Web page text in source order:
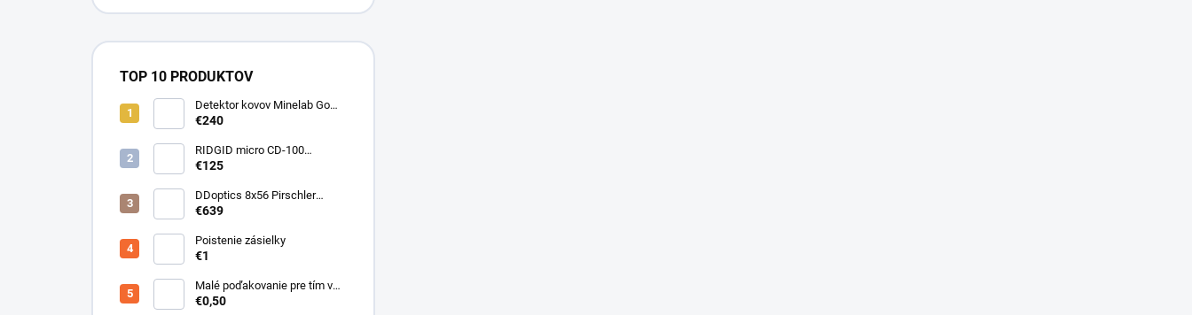
TOP 10 PRODUKTOV
Detektor kovov Minelab Go
Find 66
€240
RIDGID micro CD-100
Detektor horľavých plynov
€125
DDoptics 8x56 Pirschler
Gen.3 Magnesium zelený
€639
Poistenie zásielky
€1
Malé poďakovanie pre tím v
sklade
€0,50